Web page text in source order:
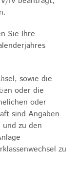
Sie Ihre
sowie die
oder die
oder
sind Angaben
zu den
zu